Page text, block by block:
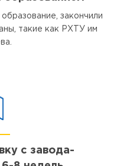
закончили
такие как РХТУ им
с завода-